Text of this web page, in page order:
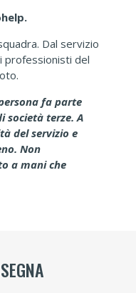
Dal servizio
professionisti del
fa parte
società terze. A
del servizio e
Non
a mani che